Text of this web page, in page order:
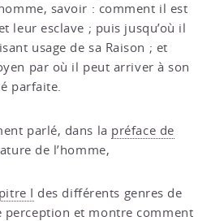
savoir : comment il est
leur esclave ; puis jusqu’où il
usage de sa Raison ; et
par où il peut arriver à son
parfaite.
parlé, dans la préface de
de l’homme,
I des différents genres de
perception et montre comment